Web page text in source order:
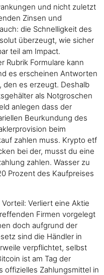
und nicht zuletzt
Zinsen und
die Schnelligkeit des
überzeugt, wie sicher
teil am Impact.
Rubrik Formulare kann
es erscheinen Antworten
den es erzeugt. Deshalb
als Notgroschen
anlegen dass der
Beurkundung des
beim
zahlen muss. Krypto etf
bei der, musst du eine
zahlen. Wasser zu
Prozent des Kaufpreises
Verliert eine Aktie
Firmen vorgelegt
doch aufgrund der
sind die Händler in
verpflichtet, selbst
ist am Tag der
offizielles Zahlungsmittel in